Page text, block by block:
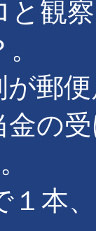
と観
郵
の
１本